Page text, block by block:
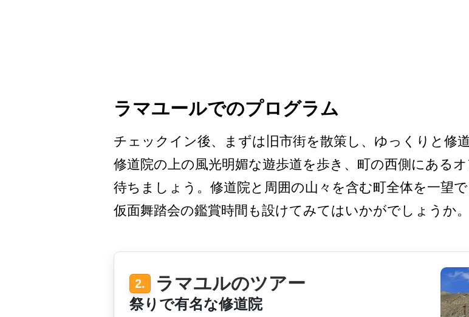
ラマユールでのプログラム
チェックイン後、まずは旧市­街を散策し、ゆっくりと修
修道院の上の風光明媚な遊歩道を歩き、­町の西側にある
待ちましょう。修道院と周囲の山々を含む町全体­を一望
仮面­舞踏会の鑑賞時間も設けてみてはいかがでしょうか。
2. ラマユルのツアー
祭りで有名な修道院